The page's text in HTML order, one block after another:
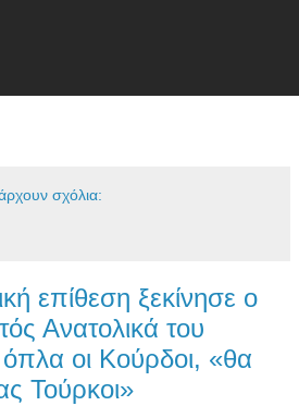
σχόλια:
επίθεση ξεκίνησε ο
Ανατολικά του
οι Κούρδοι, «θα
Τούρκοι»